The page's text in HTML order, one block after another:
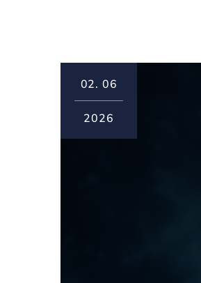
02. 06
2026